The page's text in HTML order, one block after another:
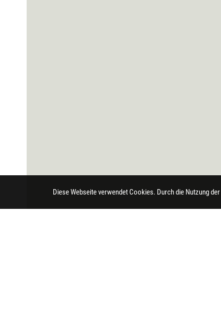
Diese Webseite verwendet Cookies. Durch die Nutzung